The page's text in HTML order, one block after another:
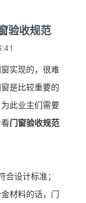
验收规范
实现的，很难
是比较重要的
此业主们需要
门窗验收规范
设计标准；
材料的话，门